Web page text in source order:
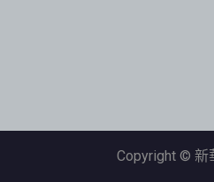
Copyright © 新